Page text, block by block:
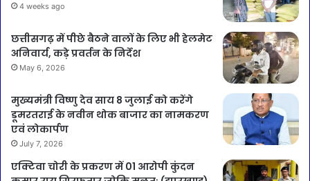
4 weeks ago
छत्तीसगढ़ में पीछे बैठने वालों के लिए भी हेलमेट
अनिवार्य, कड़े प्रवर्तन के निर्देश
May 6, 2026
मुख्यमंत्री विष्णु देव साय 8 जुलाई को करेंगे
डूमरतराई के नवीन थोक बाजार का नामकरण
एवं लोकार्पण
July 7, 2026
एक्टिवा चोरी के प्रकरण में 01 आरोपी कुंदन